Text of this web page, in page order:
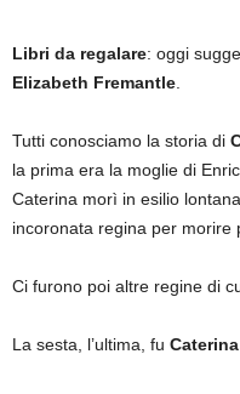
Libri da regalare: oggi
Elizabeth Fremantle.
Tutti conosciamo la storia di
la prima era la moglie di
Caterina morì in esilio
incoronata regina per morire
Ci furono poi altre regine di
La sesta, l’ultima, fu Caterina